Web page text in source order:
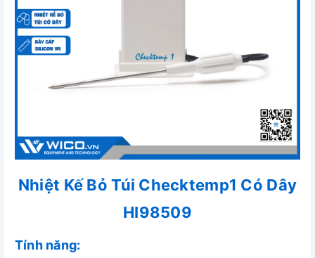
Nhiệt Kế Bỏ Túi Checktemp1 Có Dây
HI98509
Tính năng: